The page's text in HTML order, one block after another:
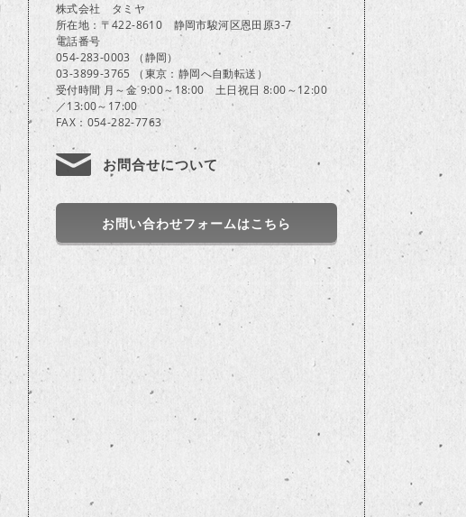
株式会社 タミヤ
所在地：〒422-8610 静岡市駿河区恩田原3-7
電話番号
054-283-0003 （静岡）
03-3899-3765 （東京：静岡へ自動転送）
受付時間 月～金 9:00～18:00 土日祝日 8:00～12:00
／13:00～17:00
FAX：054-282-7763
お問合せについて
お問い合わせフォームはこちら